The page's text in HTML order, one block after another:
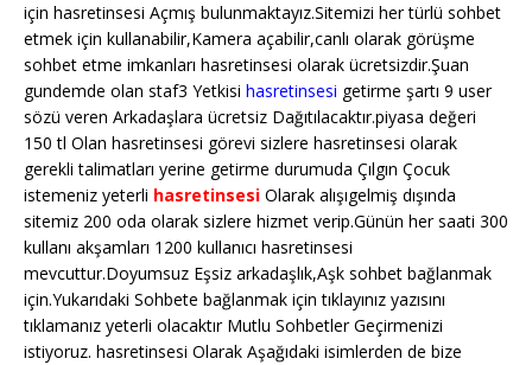
için hasretinsesi Açmış bulunmaktayız.Sitemizi her türlü sohbet
etmek için kullanabilir,Kamera açabilir,canlı olarak görüşme
sohbet etme imkanları hasretinsesi olarak ücretsizdir.Şuan
gundemde olan staf3 Yetkisi hasretinsesi getirme şartı 9 user
sözü veren Arkadaşlara ücretsiz Dağıtılacaktır.piyasa değeri
150 tl Olan hasretinsesi görevi sizlere hasretinsesi olarak
gerekli talimatları yerine getirme durumuda Çılgın Çocuk
istemeniz yeterli hasretinsesi Olarak alışıgelmiş dışında
sitemiz 200 oda olarak sizlere hizmet verip.Günün her saati 300
kullanı akşamları 1200 kullanıcı hasretinsesi
mevcuttur.Doyumsuz Eşsiz arkadaşlık,Aşk sohbet bağlanmak
için.Yukarıdaki Sohbete bağlanmak için tıklayınız yazısını
tıklamanız yeterli olacaktır Mutlu Sohbetler Geçirmenizi
istiyoruz. hasretinsesi Olarak Aşağıdaki isimlerden de bize